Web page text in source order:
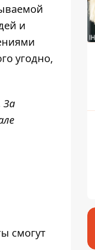
и
угодно,
смогут